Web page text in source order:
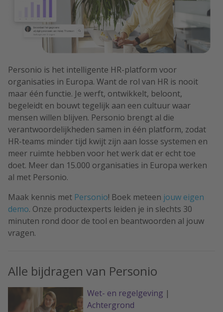
Personio is het intelligente HR-platform voor
organisaties in Europa. Want de rol van HR is nooit
maar één functie. Je werft, ontwikkelt, beloont,
begeleidt en bouwt tegelijk aan een cultuur waar
mensen willen blijven. Personio brengt al die
verantwoordelijkheden samen in één platform, zodat
HR-teams minder tijd kwijt zijn aan losse systemen en
meer ruimte hebben voor het werk dat er echt toe
doet. Meer dan 15.000 organisaties in Europa werken
al met Personio.
Maak kennis met Personio! Boek meteen jouw eigen
demo. Onze productexperts leiden je in slechts 30
minuten rond door de tool en beantwoorden al jouw
vragen.
Alle bijdragen van Personio
Wet- en regelgeving |
Achtergrond